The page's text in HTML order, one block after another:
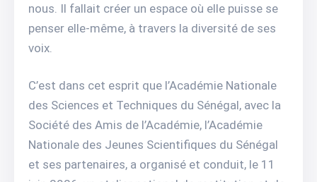
nous. Il fallait créer un espace où elle puisse se
penser elle-même, à travers la diversité de ses
voix.
C’est dans cet esprit que l’Académie Nationale
des Sciences et Techniques du Sénégal, avec la
Société des Amis de l’Académie, l’Académie
Nationale des Jeunes Scientifiques du Sénégal
et ses partenaires, a organisé et conduit, le 11